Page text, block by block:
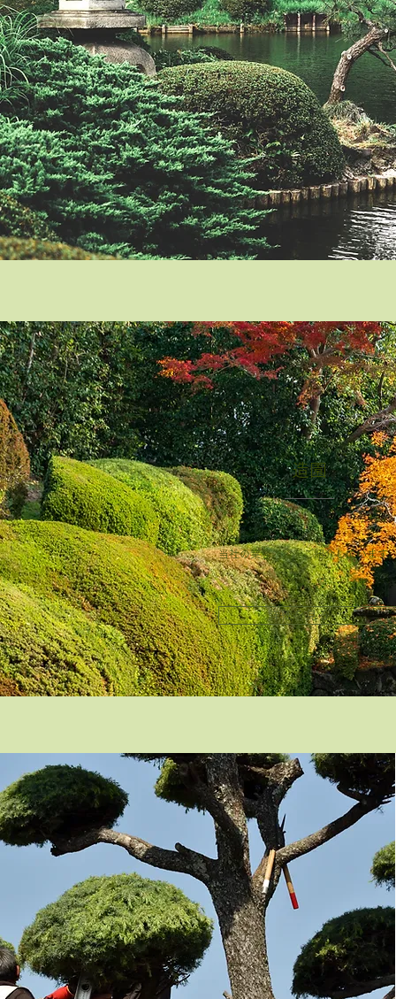
造園
当社の業務内容をご紹介しています
詳細を見る >